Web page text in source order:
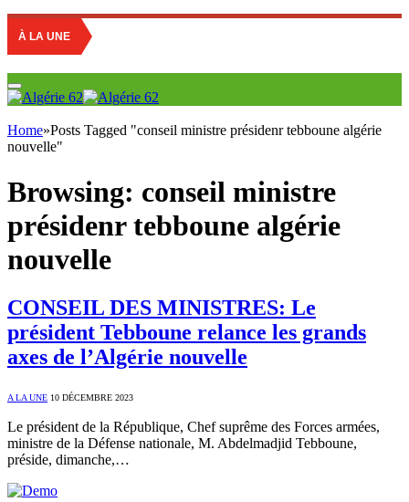
À LA UNE
Home»Posts Tagged "conseil ministre présidenr tebboune algérie
nouvelle"
Browsing: conseil ministre
présidenr tebboune algérie
nouvelle
CONSEIL DES MINISTRES: Le
président Tebboune relance les grands
axes de l’Algérie nouvelle
A LA UNE 10 DÉCEMBRE 2023
Le président de la République, Chef suprême des Forces armées,
ministre de la Défense nationale, M. Abdelmadjid Tebboune,
préside, dimanche,…